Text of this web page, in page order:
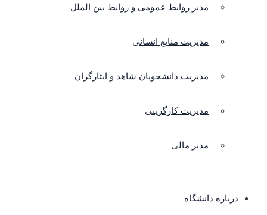
مدیر روابط عمومی و روابط بین الملل
مدیریت منابع انسانی
مدیریت دانشجویان شاهد و ایثارگران
مدیریت کارگزینی
مدیر مالی
درباره دانشگاه